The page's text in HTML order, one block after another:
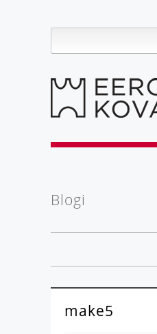
Blogi
make5